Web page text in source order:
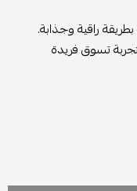
راقية وجذابة.
تسوق فريدة